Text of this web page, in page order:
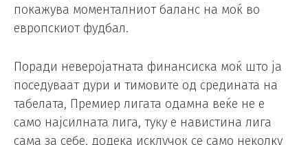
покажува моменталниот баланс на моќ во
европскиот фудбал.
Поради неверојатната финансиска моќ што ја
поседуваат дури и тимовите од средината на
табелата, Премиер лигата одамна веќе не е
само најсилната лига, туку е навистина лига
сама за себе, додека исклучок се само неколку